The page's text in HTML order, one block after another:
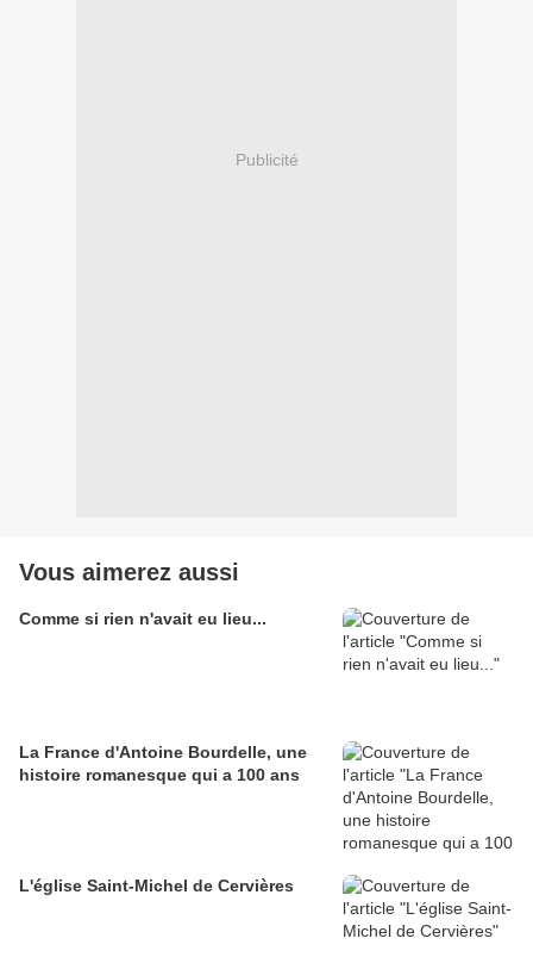
Publicité
Vous aimerez aussi
Comme si rien n'avait eu lieu...
La France d'Antoine Bourdelle, une
histoire romanesque qui a 100 ans
L'église Saint-Michel de Cervières